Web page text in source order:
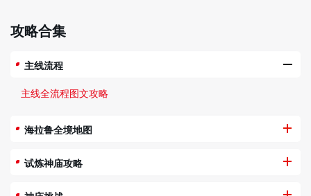
攻略合集
主线流程
主线全流程图文攻略
海拉鲁全境地图
试炼神庙攻略